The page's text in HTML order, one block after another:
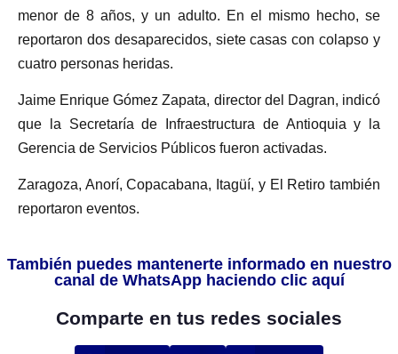
menor de 8 años, y un adulto. En el mismo hecho, se
reportaron dos desaparecidos, siete casas con colapso y
cuatro personas heridas.
Jaime Enrique Gómez Zapata, director del Dagran, indicó
que la Secretaría de Infraestructura de Antioquia y la
Gerencia de Servicios Públicos fueron activadas.
Zaragoza, Anorí, Copacabana, Itagüí, y El Retiro también
reportaron eventos.
También puedes mantenerte informado en nuestro
canal de WhatsApp haciendo clic aquí
Comparte en tus redes sociales